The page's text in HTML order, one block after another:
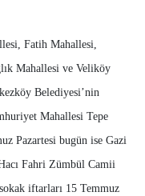
Fatih Mahallesi,
Mahallesi ve Veliköy
Belediyesi’nin
Mahallesi Tepe
Pazartesi bugün ise Gazi
Fahri Zümbül Camii
iftarları 15 Temmuz